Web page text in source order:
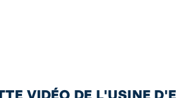
VIDÉO DE L'USINE